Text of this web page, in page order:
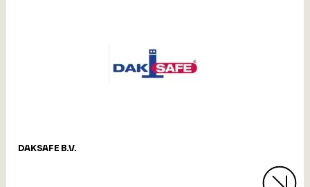
DAKSAFE B.V.